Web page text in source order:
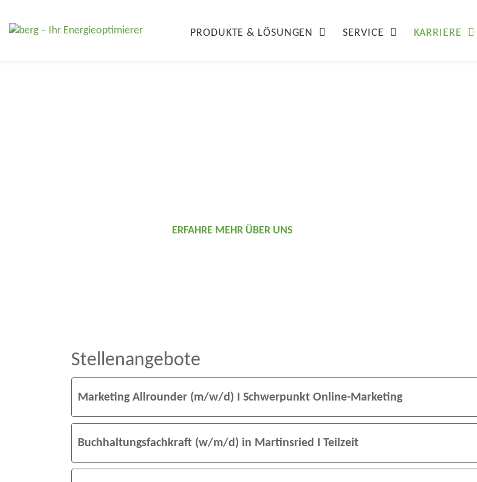
PRODUKTE & LÖSUNGEN SERVICE KARRIERE
ERFAHRE MEHR ÜBER UNS
Stellenangebote
Marketing Allrounder (m/w/d) I Schwerpunkt Online-Marketing
Buchhaltungsfachkraft (w/m/d) in Martinsried I Teilzeit